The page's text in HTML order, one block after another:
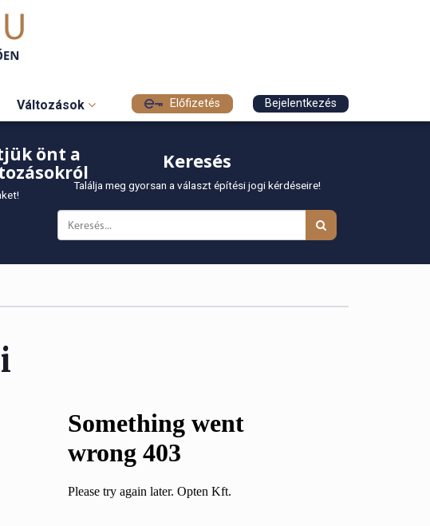
Változások Előfizetés Bejelentkezés
önt a
Keresés
Találja meg gyorsan a választ építési jogi kérdéseire!